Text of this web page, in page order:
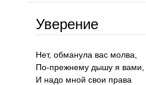
Уверение
Нет, обманула вас молва,
По-прежнему дышу я вами,
И надо мной свои права